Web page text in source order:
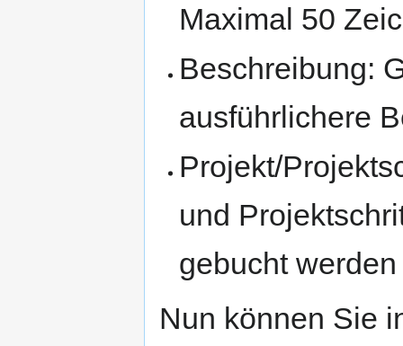
Maximal 50
Beschreibung:
ausführlichere
Projekt/
und
gebucht
Nun können Sie